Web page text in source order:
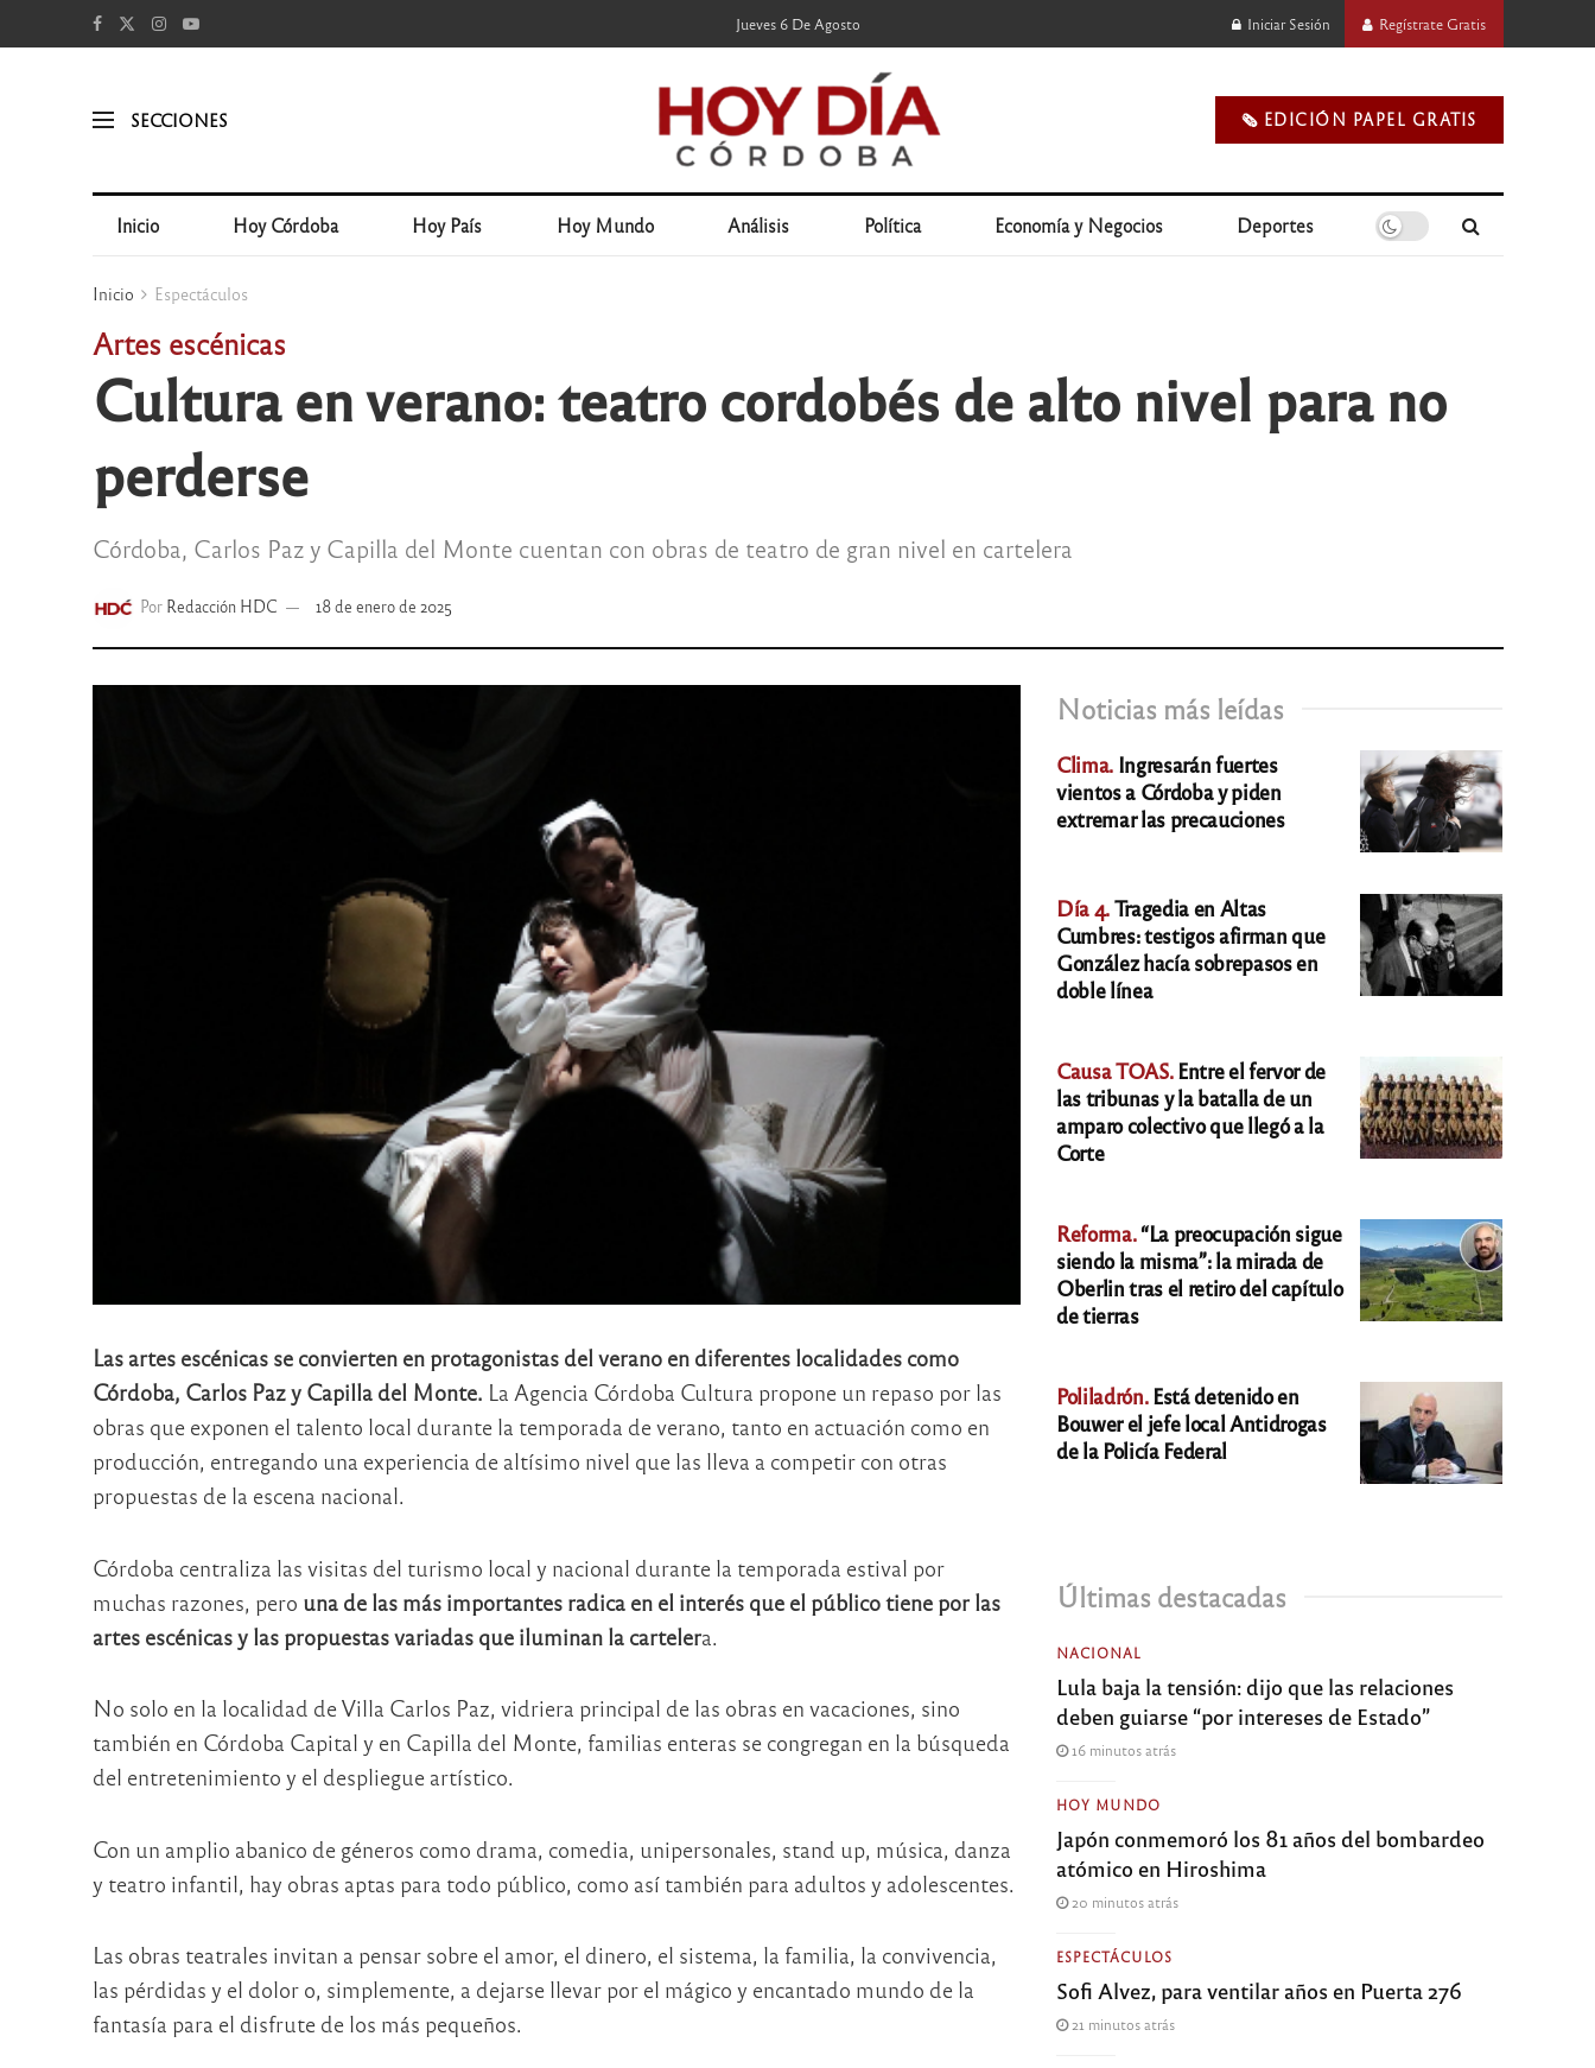
Jueves 6 De Agosto Iniciar Sesión Regístrate Gratis
SECCIONES 🗞️ EDICIÓN PAPEL GRATIS
Inicio Hoy Córdoba Hoy País Hoy Mundo Análisis Política Economía y Negocios Deportes
Inicio Espectáculos
Artes escénicas
Cultura en verano: teatro cordobés de alto nivel para no
perderse
Córdoba, Carlos Paz y Capilla del Monte cuentan con obras de teatro de gran nivel en cartelera
Por Redacción HDC 18 de enero de 2025
Las artes escénicas se convierten en protagonistas del verano en diferentes localidades como
Córdoba, Carlos Paz y Capilla del Monte. La Agencia Córdoba Cultura propone un repaso por las
obras que exponen el talento local durante la temporada de verano, tanto en actuación como en
producción, entregando una experiencia de altísimo nivel que las lleva a competir con otras
propuestas de la escena nacional.
Córdoba centraliza las visitas del turismo local y nacional durante la temporada estival por
muchas razones, pero una de las más importantes radica en el interés que el público tiene por las
artes escénicas y las propuestas variadas que iluminan la cartelera.
No solo en la localidad de Villa Carlos Paz, vidriera principal de las obras en vacaciones, sino
también en Córdoba Capital y en Capilla del Monte, familias enteras se congregan en la búsqueda
del entretenimiento y el despliegue artístico.
Con un amplio abanico de géneros como drama, comedia, unipersonales, stand up, música, danza
y teatro infantil, hay obras aptas para todo público, como así también para adultos y adolescentes.
Las obras teatrales invitan a pensar sobre el amor, el dinero, el sistema, la familia, la convivencia,
las pérdidas y el dolor o, simplemente, a dejarse llevar por el mágico y encantado mundo de la
fantasía para el disfrute de los más pequeños.
Noticias más leídas
Clima. Ingresarán fuertes
vientos a Córdoba y piden
extremar las precauciones
Día 4.Tragedia en Altas
Cumbres: testigos afirman que
González hacía sobrepasos en
doble línea
Causa TOAS.Entre el fervor de
las tribunas y la batalla de un
amparo colectivo que llegó a la
Corte
Reforma.“La preocupación sigue
siendo la misma”: la mirada de
Oberlin tras el retiro del capítulo
de tierras
Poliladrón.Está detenido en
Bouwer el jefe local Antidrogas
de la Policía Federal
Últimas destacadas
NACIONAL
Lula baja la tensión: dijo que las relaciones
deben guiarse “por intereses de Estado”
16 minutos atrás
HOY MUNDO
Japón conmemoró los 81 años del bombardeo
atómico en Hiroshima
20 minutos atrás
ESPECTÁCULOS
Sofi Alvez, para ventilar años en Puerta 276
21 minutos atrás